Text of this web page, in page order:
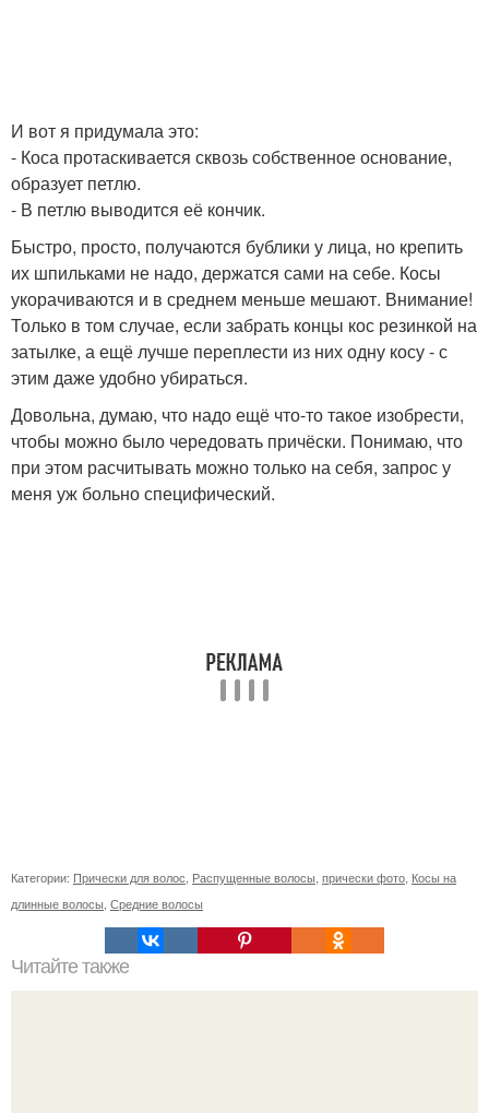
И вот я придумала это:
- Коса протаскивается сквозь собственное основание,
образует петлю.
- В петлю выводится её кончик.
Быстро, просто, получаются бублики у лица, но крепить
их шпильками не надо, держатся сами на себе. Косы
укорачиваются и в среднем меньше мешают. Внимание!
Только в том случае, если забрать концы кос резинкой на
затылке, а ещё лучше переплести из них одну косу - с
этим даже удобно убираться.
Довольна, думаю, что надо ещё что-то такое изобрести,
чтобы можно было чередовать причёски. Понимаю, что
при этом расчитывать можно только на себя, запрос у
меня уж больно специфический.
Категории: Прически для волос Распущенные волосы прически фото Косы на
длинные волосы Средние волосы
Читайте также